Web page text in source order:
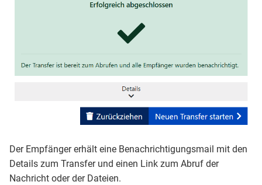
Der Empfänger erhält eine Benachrichtigungsmail mit den
Details zum Transfer und einen Link zum Abruf der
Nachricht oder der Dateien.